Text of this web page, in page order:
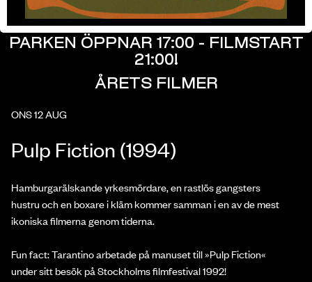
PARKEN ÖPPNAR 17:00 - FILMSTART
21:00!
ÅRETS FILMER
ONS 12 AUG
Pulp Fiction (1994)
Hamburgarälskande yrkesmördare, en rastlös gangsters
hustru och en boxare i kläm kommer samman i en av de mest
ikoniska filmerna genom tiderna.
Fun fact: Tarantino arbetade på manuset till »Pulp Fiction«
under sitt besök på Stockholms filmfestival 1992!